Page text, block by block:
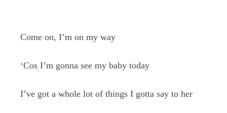
Come on, I’m on my way
‘Cos I’m gonna see my baby today
I’ve got a whole lot of things I gotta say to her